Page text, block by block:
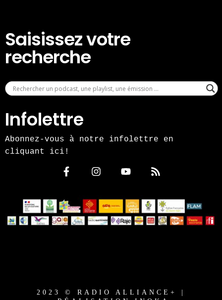
Saisissez votre
recherche
Infolettre
Abonnez-vous à notre infolettre en
cliquant ici!
2023 © RADIO ALLIANCE+ |